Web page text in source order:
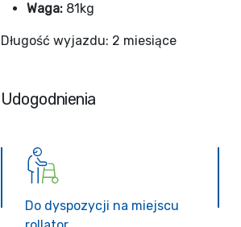
Waga: 81kg
Długość wyjazdu: 2 miesiące
Udogodnienia
Do dyspozycji na miejscu